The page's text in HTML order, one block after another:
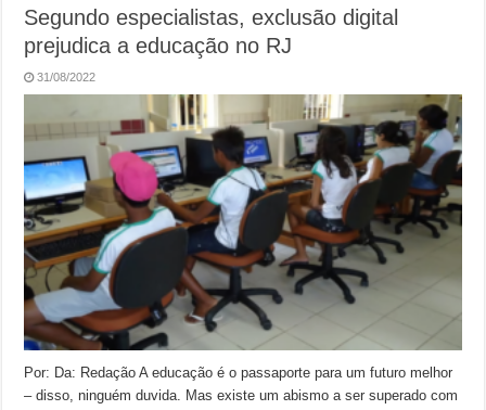
Segundo especialistas, exclusão digital
prejudica a educação no RJ
31/08/2022
Por: Da: Redação A educação é o passaporte para um futuro melhor
– disso, ninguém duvida. Mas existe um abismo a ser superado com